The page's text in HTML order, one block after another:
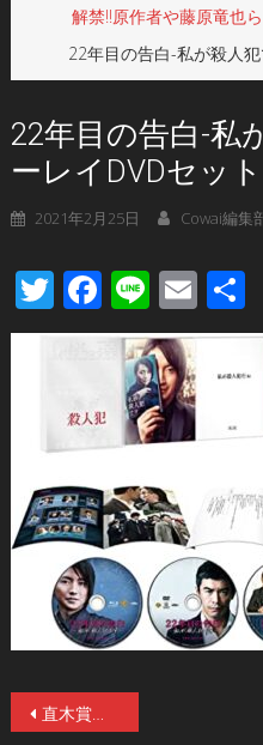
解禁!!原作者や藤原竜也
22年目の告白-私が殺人
22年目の告白-私
ーレイDVDセット
2021年2月25日 Cowai編集
Twitter
Facebook
Line
投直木賞作家、佐藤正午の、実写化不可能とされたベストセラー小説を映画化！映画『鳩の撃退法』2021年8月27日（金）より全国公開！ユニークなポスタービジュアルと、謎 だらけの【特報映像】も解禁!!原作者や藤原竜也らキャストのコメントも!